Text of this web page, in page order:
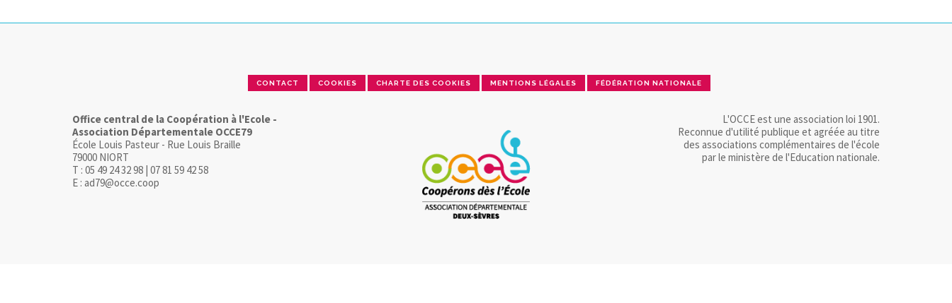
CONTACT COOKIES CHARTE DES COOKIES MENTIONS LÉGALES FÉDÉRATION NATIONALE
Office central de la Coopération à l'Ecole -
Association Départementale OCCE79
École Louis Pasteur - Rue Louis Braille
79000 NIORT
T : 05 49 24 32 98 | 07 81 59 42 58
E : ad79@occe.coop
L'OCCE est une association loi 1901.
Reconnue d'utilité publique et agréée au titre
des associations complémentaires de l'école
par le ministère de l'Education nationale.